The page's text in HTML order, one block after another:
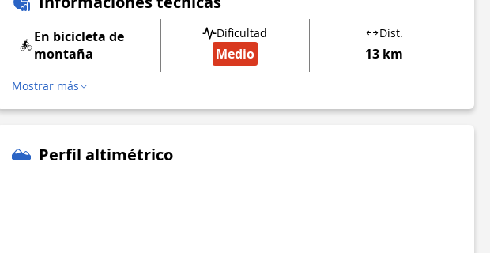
En bicicleta de
montaña
Dificultad
Medio
Dist.
13 km
Mostrar más
Perfil altimétrico